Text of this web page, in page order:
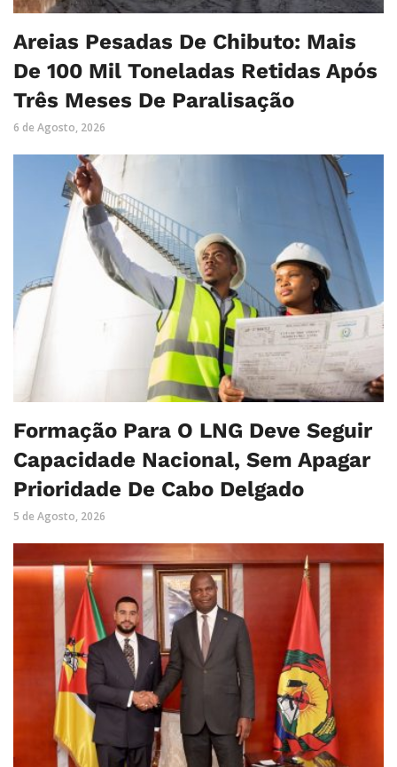
Areias Pesadas De Chibuto: Mais
De 100 Mil Toneladas Retidas Após
Três Meses De Paralisação
6 de Agosto, 2026
Formação Para O LNG Deve Seguir
Capacidade Nacional, Sem Apagar
Prioridade De Cabo Delgado
5 de Agosto, 2026